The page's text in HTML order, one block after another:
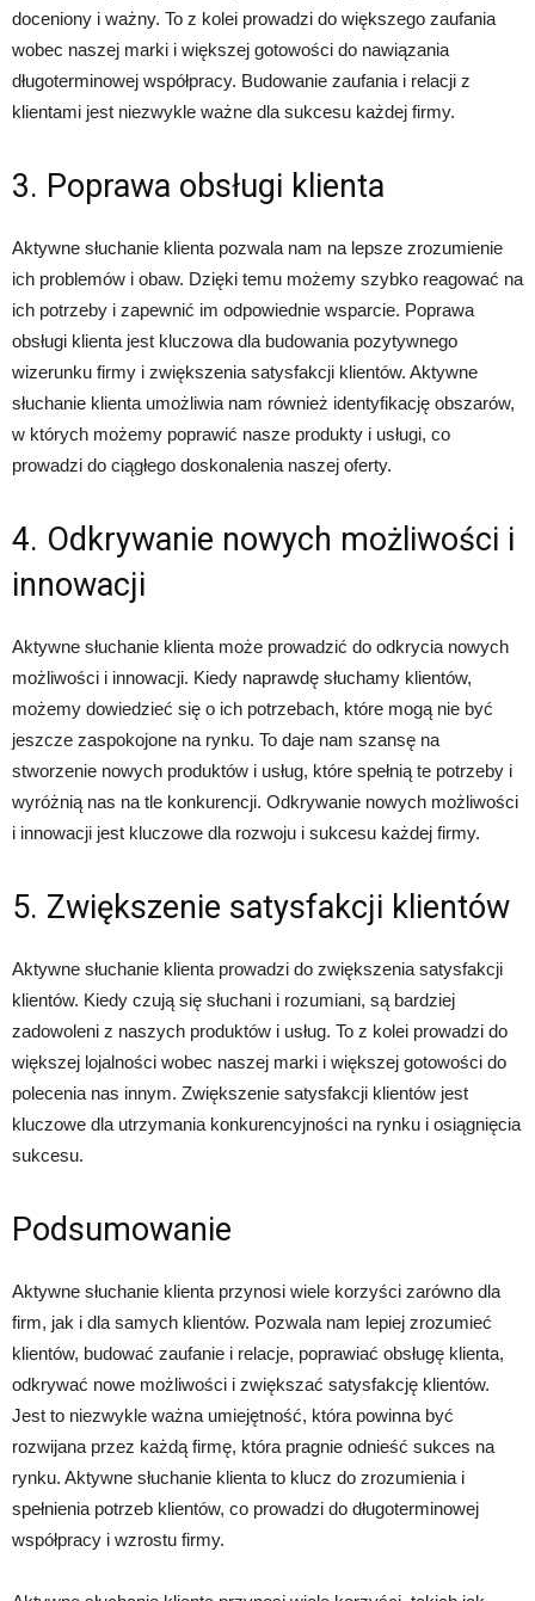
doceniony i ważny. To z kolei prowadzi do większego zaufania
wobec naszej marki i większej gotowości do nawiązania
długoterminowej współpracy. Budowanie zaufania i relacji z
klientami jest niezwykle ważne dla sukcesu każdej firmy.
3. Poprawa obsługi klienta
Aktywne słuchanie klienta pozwala nam na lepsze zrozumienie
ich problemów i obaw. Dzięki temu możemy szybko reagować na
ich potrzeby i zapewnić im odpowiednie wsparcie. Poprawa
obsługi klienta jest kluczowa dla budowania pozytywnego
wizerunku firmy i zwiększenia satysfakcji klientów. Aktywne
słuchanie klienta umożliwia nam również identyfikację obszarów,
w których możemy poprawić nasze produkty i usługi, co
prowadzi do ciągłego doskonalenia naszej oferty.
4. Odkrywanie nowych możliwości i
innowacji
Aktywne słuchanie klienta może prowadzić do odkrycia nowych
możliwości i innowacji. Kiedy naprawdę słuchamy klientów,
możemy dowiedzieć się o ich potrzebach, które mogą nie być
jeszcze zaspokojone na rynku. To daje nam szansę na
stworzenie nowych produktów i usług, które spełnią te potrzeby i
wyróżnią nas na tle konkurencji. Odkrywanie nowych możliwości
i innowacji jest kluczowe dla rozwoju i sukcesu każdej firmy.
5. Zwiększenie satysfakcji klientów
Aktywne słuchanie klienta prowadzi do zwiększenia satysfakcji
klientów. Kiedy czują się słuchani i rozumiani, są bardziej
zadowoleni z naszych produktów i usług. To z kolei prowadzi do
większej lojalności wobec naszej marki i większej gotowości do
polecenia nas innym. Zwiększenie satysfakcji klientów jest
kluczowe dla utrzymania konkurencyjności na rynku i osiągnięcia
sukcesu.
Podsumowanie
Aktywne słuchanie klienta przynosi wiele korzyści zarówno dla
firm, jak i dla samych klientów. Pozwala nam lepiej zrozumieć
klientów, budować zaufanie i relacje, poprawiać obsługę klienta,
odkrywać nowe możliwości i zwiększać satysfakcję klientów.
Jest to niezwykle ważna umiejętność, która powinna być
rozwijana przez każdą firmę, która pragnie odnieść sukces na
rynku. Aktywne słuchanie klienta to klucz do zrozumienia i
spełnienia potrzeb klientów, co prowadzi do długoterminowej
współpracy i wzrostu firmy.